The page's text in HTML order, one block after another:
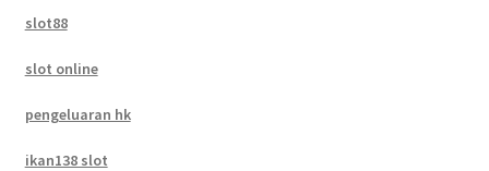
slot88
slot online
pengeluaran hk
ikan138 slot